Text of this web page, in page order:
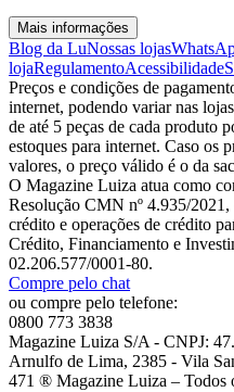
Mais informações
Blog da LuNossas lojas
lojaRegulamentoAcessibilidade
Preços e condições de
internet, podendo variar nas
de até 5 peças de cada produto
estoques para internet. Caso os
valores, o preço válido é o da
O Magazine Luiza atua como
Resolução CMN nº 4.935/2021,
crédito e operações de crédito
Crédito, Financiamento e
02.206.577/0001-80.
Compre pelo chat
ou compre pelo telefone:
0800 773 3838
Magazine Luiza S/A - CNPJ:
Arnulfo de Lima, 2385 - Vila
471 ® Magazine Luiza – Todos